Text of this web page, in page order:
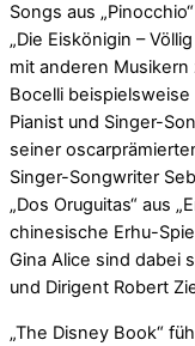
Songs aus
„Die Eiskönigin –
mit anderen
Bocelli beispielsweise
Pianist und Singer-
seiner
Singer-Songwriter
„Dos Oruguitas“ aus
chinesische Erhu-
Gina Alice sind dabei
und Dirigent Robert
„The Disney Book“